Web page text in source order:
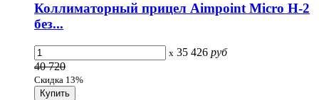
Коллиматорный прицел Aimpoint Micro H-2
без...
x 35 426 руб
40 720
Скидка 13%